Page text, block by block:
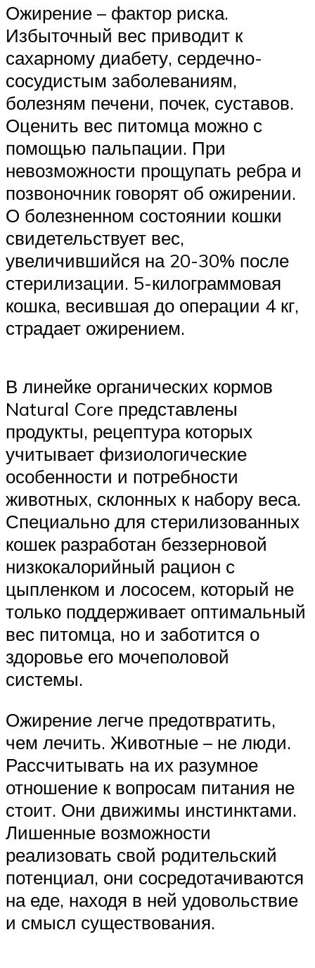
Ожирение – фактор риска.
Избыточный вес приводит к
сахарному диабету, сердечно-
сосудистым заболеваниям,
болезням печени, почек, суставов.
Оценить вес питомца можно с
помощью пальпации. При
невозможности прощупать ребра и
позвоночник говорят об ожирении.
О болезненном состоянии кошки
свидетельствует вес,
увеличившийся на 20-30% после
стерилизации. 5-килограммовая
кошка, весившая до операции 4 кг,
страдает ожирением.
В линейке органических кормов
Natural Core представлены
продукты, рецептура которых
учитывает физиологические
особенности и потребности
животных, склонных к набору веса.
Специально для стерилизованных
кошек разработан беззерновой
низкокалорийный рацион с
цыпленком и лососем, который не
только поддерживает оптимальный
вес питомца, но и заботится о
здоровье его мочеполовой
системы.
Ожирение легче предотвратить,
чем лечить. Животные – не люди.
Рассчитывать на их разумное
отношение к вопросам питания не
стоит. Они движимы инстинктами.
Лишенные возможности
реализовать свой родительский
потенциал, они сосредотачиваются
на еде, находя в ней удовольствие
и смысл существования.